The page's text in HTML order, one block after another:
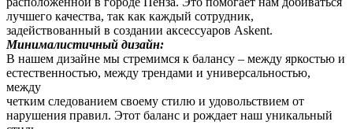
лучшего качества, так как каждый сотрудник,
задействованный в создании аксессуаров Askent.
Минималистичный дизайн:
В нашем дизайне мы стремимся к балансу – между яркостью и
естественностью, между трендами и универсальностью,
между
четким следованием своему стилю и удовольствием от
нарушения правил. Этот баланс и рождает наш уникальный